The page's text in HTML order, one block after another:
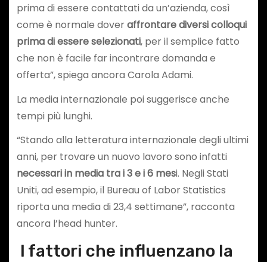
prima di essere contattati da un’azienda, così
come è normale doveraffrontare diversi colloqui
prima di essere selezionati, per il semplice fatto
che non è facile far incontrare domanda e
offerta”, spiega ancora Carola Adami.
La media internazionale poi suggerisce anche
tempi più lunghi.
“Stando alla letteratura internazionale degli ultimi
anni, per trovare un nuovo lavoro sono infatti
necessari in media tra i 3 e i 6 mesi. Negli Stati
Uniti, ad esempio, il Bureau of Labor Statistics
riporta una media di 23,4 settimane”, racconta
ancora l’head hunter.
I fattori che influenzano la